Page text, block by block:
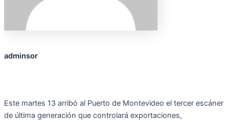
adminsor
Este martes 13 arribó al Puerto de Montevideo el tercer escáner
de última generación que controlará exportaciones,